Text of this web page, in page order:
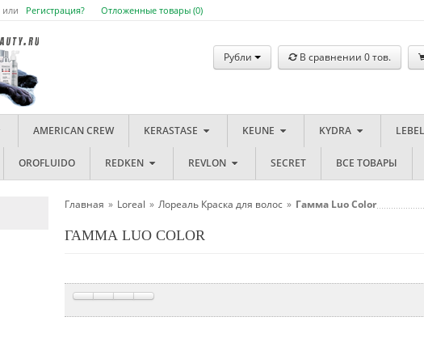
или Регистрация? Отложенные товары (0)
Рубли В сравнении 0тов.
AMERICAN CREW KERASTASE KEUNE KYDRA LEBEL
OROFLUIDO REDKEN REVLON SECRET ВСЕ ТОВАРЫ
Главная » Loreal » Лореаль Краска для волос » Гамма Luo Color
ГАММА LUO COLOR